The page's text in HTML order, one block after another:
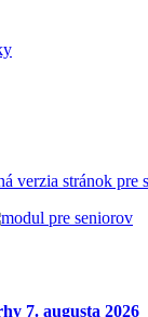
verzia stránok pre
7. augusta 2026